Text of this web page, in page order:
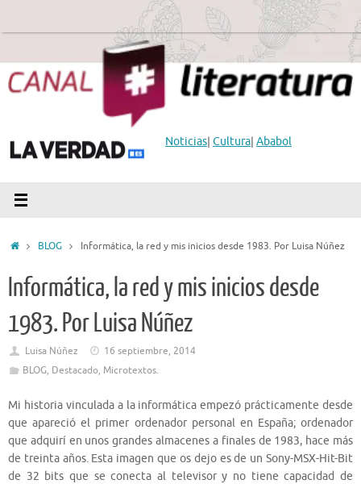
Noticias| Cultura| Ababol
InicioBLOG Informática, la red y mis inicios desde 1983. Por Luisa Núñez
Informática, la red y mis inicios desde
1983. Por Luisa Núñez
Luisa Núñez
16 septiembre, 2014
BLOG, Destacado, Microtextos.
Mi historia vinculada a la informática empezó prácticamente desde
que apareció el primer ordenador personal en España; ordenador
que adquirí en unos grandes almacenes a finales de 1983, hace más
de treinta años. Esta imagen que os dejo es de un Sony-MSX-Hit-Bit
de 32 bits que se conecta al televisor y no tiene capacidad de